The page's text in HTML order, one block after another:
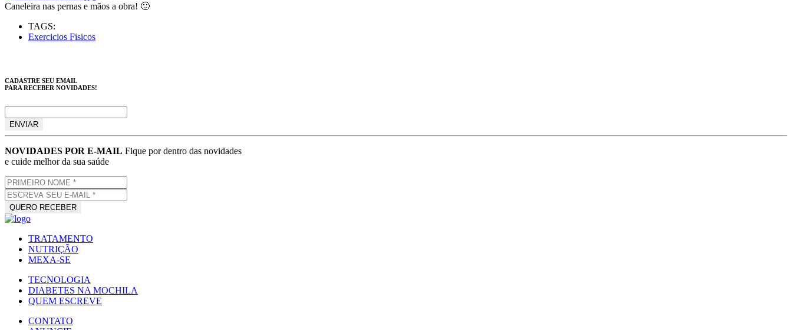
Caneleira nas pernas e mãos a obra! 🙂
TAGS:
Exercicios Fisicos
CADASTRE SEU EMAIL
PARA RECEBER NOVIDADES!
NOVIDADES POR E-MAIL Fique por dentro das novidades
e cuide melhor da sua saúde
TRATAMENTO
NUTRIÇÃO
MEXA-SE
TECNOLOGIA
DIABETES NA MOCHILA
QUEM ESCREVE
CONTATO